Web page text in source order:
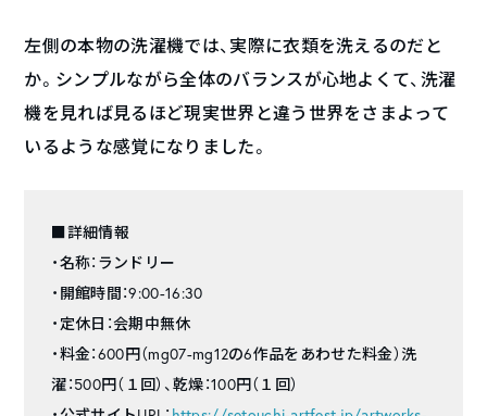
左側の本物の洗濯機では、実際に衣類を洗えるのだと
か。シンプルながら全体のバランスが心地よくて、洗濯
機を見れば見るほど現実世界と違う世界をさまよって
いるような感覚になりました。
■詳細情報
・名称：ランドリー
・開館時間：9:00-16:30
・定休日：会期中無休
・料金：600円（mg07-mg12の6作品をあわせた料金）洗
濯：500円（１回）、乾燥：100円（１回）